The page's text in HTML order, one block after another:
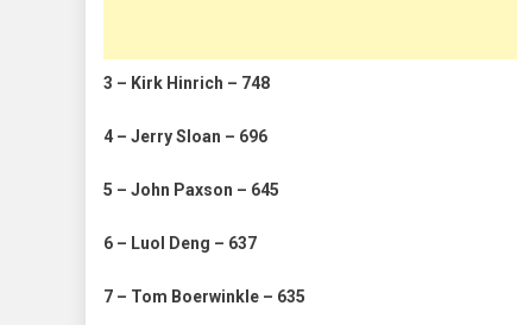
3 – Kirk Hinrich – 748
4 – Jerry Sloan – 696
5 – John Paxson – 645
6 – Luol Deng – 637
7 – Tom Boerwinkle – 635